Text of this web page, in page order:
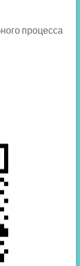
процесса